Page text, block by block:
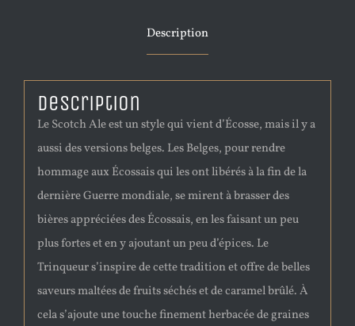
Description
Description
Le Scotch Ale est un style qui vient d’Écosse, mais il y a
aussi des versions belges. Les Belges, pour rendre
hommage aux Écossais qui les ont libérés à la fin de la
dernière Guerre mondiale, se mirent à brasser des
bières appréciées des Écossais, en les faisant un peu
plus fortes et en y ajoutant un peu d’épices. Le
Trinqueur s’inspire de cette tradition et offre de belles
saveurs maltées de fruits séchés et de caramel brûlé. À
cela s’ajoute une touche finement herbacée de graines